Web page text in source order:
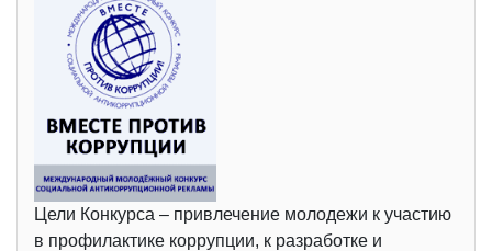
Цели Конкурса – привлечение молодежи к участию
в профилактике коррупции, к разработке и